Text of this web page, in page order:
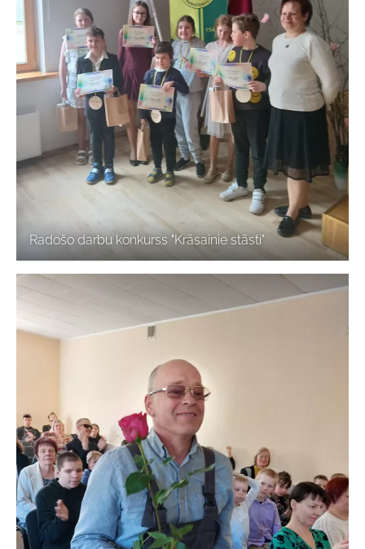
Radošo darbu konkurss "Krāsainie stāsti"